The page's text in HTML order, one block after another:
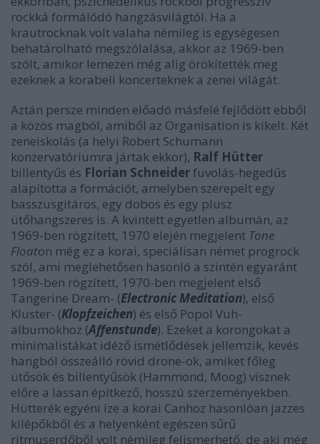
rockká formálódó hangzásvilágtól. Ha a
krautrocknak volt valaha némileg is egységesen
behatárolható megszólalása, akkor az 1969-ben
szólt, amikor lemezen még alig örökítették meg
ezeknek a korabeli koncerteknek a zenei világát.
Aztán persze minden előadó másfelé fejlődött ebből
a közös magból, amiből az Organisation is kikelt. Két
zeneiskolás (a helyi Robert Schumann
konzervatóriumra jártak ekkor), Ralf Hütter
billentyűs és Florian Schneiderfuvolás-hegedűs
alapította a formációt, amelyben szerepelt egy
basszusgitáros, egy dobos és egy plusz
ütőhangszeres is. A kvintett egyetlen albumán, az
1969-ben rögzített, 1970 elején megjelent Tone
Floaton még ez a korai, speciálisan német progrock
szól, ami meglehetősen hasonló a szintén egyaránt
1969-ben rögzített, 1970-ben megjelent első
Tangerine Dream- (Electronic Meditation), első
Kluster- (Klopfzeichen) és első Popol Vuh-
albumokhoz (Affenstunde). Ezeket a korongokat a
minimalistákat idéző ismétlődések jellemzik, kevés
hangból összeálló rövid drone-ok, amiket főleg
ütősök és billentyűsök (Hammond, Moog) visznek
előre a lassan építkező, hosszú szerzeményekben.
Hütterék egyéni íze a korai Canhoz hasonlóan jazzes
kilépőkből és a helyenként egészen sűrű
ritmuserdőből volt némileg felismerhető, de aki még